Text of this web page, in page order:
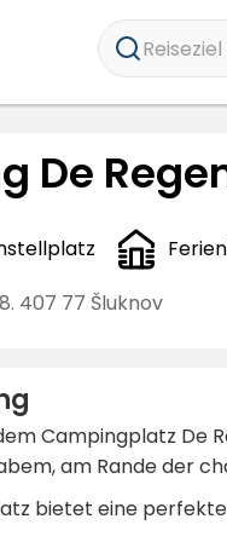
De
407 77 Šluknov
Campingplatz De
am Rande der
bietet eine